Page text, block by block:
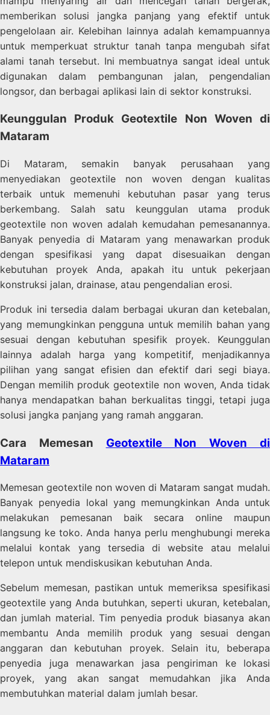
memberikan solusi jangka panjang yang efektif untuk
pengelolaan air. Kelebihan lainnya adalah kemampuannya
untuk memperkuat struktur tanah tanpa mengubah sifat
alami tanah tersebut. Ini membuatnya sangat ideal untuk
digunakan dalam pembangunan jalan, pengendalian
longsor, dan berbagai aplikasi lain di sektor konstruksi.
Keunggulan Produk Geotextile Non Woven di
Mataram
Di Mataram, semakin banyak perusahaan yang
menyediakan geotextile non woven dengan kualitas
terbaik untuk memenuhi kebutuhan pasar yang terus
berkembang. Salah satu keunggulan utama produk
geotextile non woven adalah kemudahan pemesanannya.
Banyak penyedia di Mataram yang menawarkan produk
dengan spesifikasi yang dapat disesuaikan dengan
kebutuhan proyek Anda, apakah itu untuk pekerjaan
konstruksi jalan, drainase, atau pengendalian erosi.
Produk ini tersedia dalam berbagai ukuran dan ketebalan,
yang memungkinkan pengguna untuk memilih bahan yang
sesuai dengan kebutuhan spesifik proyek. Keunggulan
lainnya adalah harga yang kompetitif, menjadikannya
pilihan yang sangat efisien dan efektif dari segi biaya.
Dengan memilih produk geotextile non woven, Anda tidak
hanya mendapatkan bahan berkualitas tinggi, tetapi juga
solusi jangka panjang yang ramah anggaran.
Cara Memesan Geotextile Non Woven di
Mataram
Memesan geotextile non woven di Mataram sangat mudah.
Banyak penyedia lokal yang memungkinkan Anda untuk
melakukan pemesanan baik secara online maupun
langsung ke toko. Anda hanya perlu menghubungi mereka
melalui kontak yang tersedia di website atau melalui
telepon untuk mendiskusikan kebutuhan Anda.
Sebelum memesan, pastikan untuk memeriksa spesifikasi
geotextile yang Anda butuhkan, seperti ukuran, ketebalan,
dan jumlah material. Tim penyedia produk biasanya akan
membantu Anda memilih produk yang sesuai dengan
anggaran dan kebutuhan proyek. Selain itu, beberapa
penyedia juga menawarkan jasa pengiriman ke lokasi
proyek, yang akan sangat memudahkan jika Anda
membutuhkan material dalam jumlah besar.